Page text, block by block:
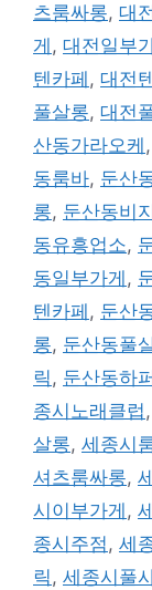
츠룸싸롱, 대
게 , 대전일부
텐카페 , 대전
풀살롱, 대전
산동가라오케 ,
동룸바, 둔산
롱, 둔산동비
동유흥업소,
동일부가게 ,
텐카페 , 둔산
롱, 둔산동풀
릭, 둔산동하퍼
종시노래클럽,
살롱, 세종시
셔츠룸싸롱,
시이부가게 ,
종시주점, 세
릭, 세종시풀